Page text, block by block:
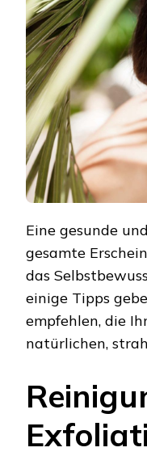
Eine gesunde
gesamte
das
einige Tipps
empfehlen, die
natürlichen,